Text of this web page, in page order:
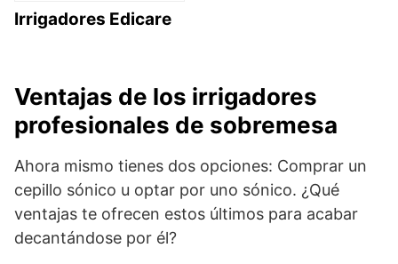
Irrigadores Edicare
Ventajas de los irrigadores
profesionales de sobremesa
Ahora mismo tienes dos opciones: Comprar un
cepillo sónico u optar por uno sónico. ¿Qué
ventajas te ofrecen estos últimos para acabar
decantándose por él?